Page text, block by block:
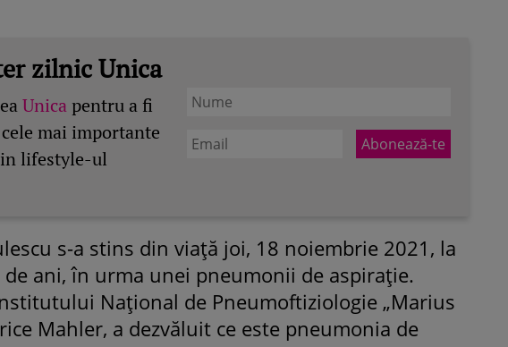
zilnic Unica
Unica pentru a fi
mai importante
lifestyle-ul
s-a stins din viață joi, 18 noiembrie 2021, la
de ani, în urma unei pneumonii de aspirație.
Național de Pneumoftiziologie „Marius
Mahler, a dezvăluit ce este pneumonia de